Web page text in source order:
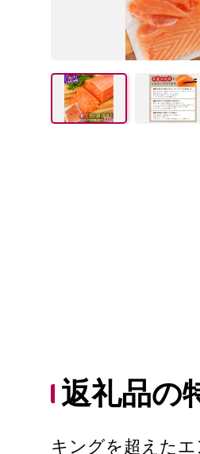
返礼品の
キングを超えたエ